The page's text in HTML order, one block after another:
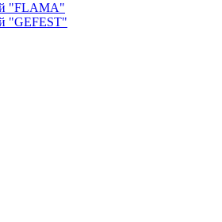
"FLAMA"
"GEFEST"